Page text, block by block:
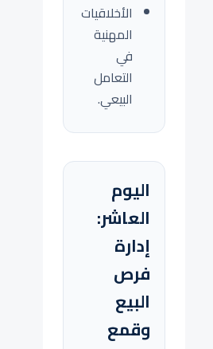
الأخلاقيات
المهنية
في
التعامل
البيعي.
اليوم
العاشر:
إدارة
فرص
البيع
وقمع